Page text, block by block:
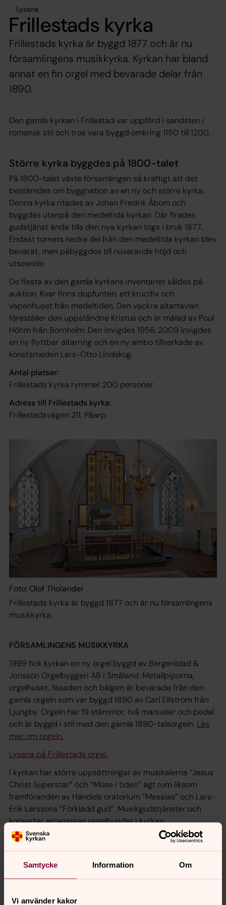
Samtycke Information Om
Vi använder kakor
Lyssna
Frillestads kyrka
Frillestads kyrka är byggd 1877 och är nu
församlingens musikkyrka. Kyrkan har bland
annat en fin orgel med bevarade delar från
1890.
Den gamla kyrkan i Frillestad var uppförd i sandsten i
romansk stil och tros vara byggd omkring 1150 till 1200.
Större kyrka byggdes på 1800-talet
På 1800-talet växte församlingen så kraftigt att det
bestämdes om byggnation av en ny och större kyrka.
Denna kyrka ritades av Johan Fredrik Åbom och
byggdes utanpå den medeltida kyrkan. Där firades
gudstjänst ända tills den nya kyrkan togs i bruk 1877.
Endast tornets nedre del från den medeltida kyrkan blev
bevarat, men påbyggdes till nuvarande höjd och
utseende.
De flesta av den gamla kyrkans inventarier såldes på
auktion. Kvar finns dopfunten, ett krucifix och
vapenhuset från medeltiden. Den vackra altartavlan
föreställer den uppståndne Kristus och är målad av Poul
Höhm från Bornholm. Den invigdes 1956. 2009 invigdes
en ny flyttbar altarring och en ny ambo tillverkade av
konstsmeden Lars-Otto Lindskog.
Antal platser:
Frillestads kyrka rymmer 200 personer.
Adress till Frillestads kyrka:
Frillestadsvägen 211, Påarp.
Foto: Olof Tholander
Frillestads kyrka är byggd 1877 och är nu församlingens
musikkyrka.
FÖRSAMLINGENS MUSIKKYRKA
1999 fick kyrkan en ny orgel byggd av Bergenblad &
Jonsson Orgelbyggeri AB i Småland. Metallpiporna,
orgelhuset, fasaden och bälgen är bevarade från den
gamla orgeln som var byggd 1890 av Carl Elfström från
Ljungby. Orgeln har 19 stämmor, två manualer och pedal
och är byggd i stil med den gamla 1890-talsorgeln. Läs
mer om orgeln.
Lyssna på Frillestads orgel.
I kyrkan har större uppsättningar av musikalerna ”Jesus
Christ Superstar” och ”Mose i tiden” ägt rum liksom
framföranden av Händels oratorium ”Messias” och Lars-
Erik Larssons ”Förklädd gud”. Musikgudstjänster och
konserter arrangeras regelbundet i kyrkan.